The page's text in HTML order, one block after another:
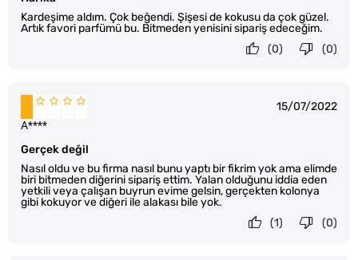
Kardeşime aldım. Çok beğendi. Şişesi de kokusu da çok güzel.
Artık favori parfümü bu. Bitmeden yenisini sipariş edeceğim.
(0)
(0)
15/07/2022
Gerçek değil
Nasıl oldu ve bu firma nasıl bunu yaptı bir fikrim yok ama elimde
biri bitmeden diğerini sipariş ettim. Yalan olduğunu iddia eden
yetkili veya çalışan buyrun evime gelsin, gerçekten kolonya
gibi kokuyor ve diğeri ile alakası bile yok.
A****
(0)
(1)